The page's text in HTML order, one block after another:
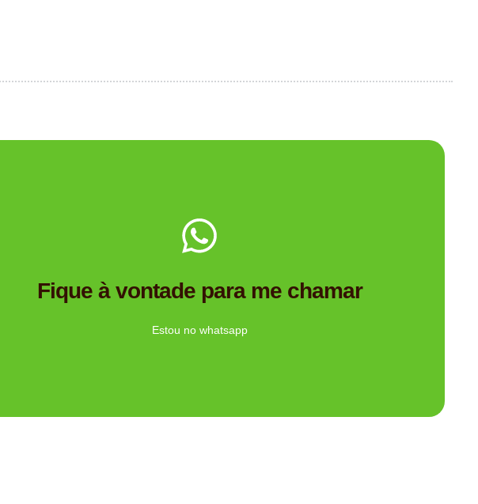
Fique à vontade para me chamar
Estou no whatsapp
Ligue Agora!
Tem dúvidas se a Mimos Personalizado é a empresa de brindes certa para você?
Me chama no WhatsApp.